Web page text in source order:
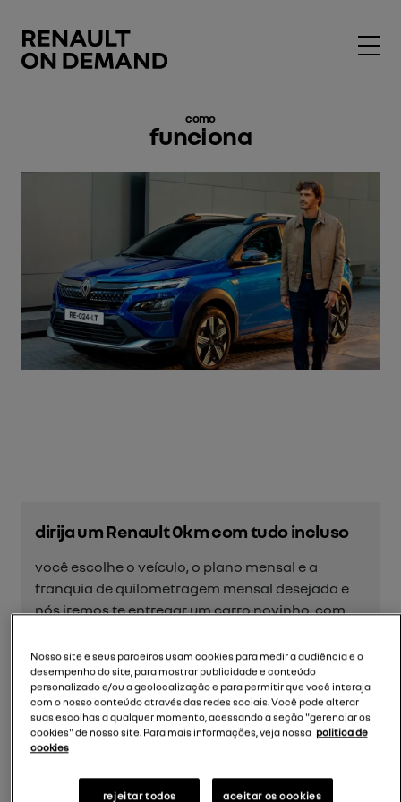
como
funciona
dirija um Renault 0km com tudo incluso
você escolhe o veículo, o plano mensal e a
franquia de quilometragem mensal desejada e
nós iremos te entregar um carro novinho, com
licenciamento, emplacamento, seguro e
manutenções. sem dor de cabeça, sem stress. ao
final do contrato, basta devolver o veículo.
seguro auto
protegidos contra roubo, furto, incêndio e
Nosso site e seus parceiros usam cookies para medir a audiência e o
desempenho do site, para mostrar publicidade e conteúdo
personalizado e/ou a geolocalização e para permitir que você interaja
com o nosso conteúdo através das redes sociais. Você pode alterar
suas escolhas a qualquer momento, acessando a seção "gerenciar os
cookies" de nosso site. Para mais informações, veja nossa politica de
cookies
rejeitar todos aceitar os cookies